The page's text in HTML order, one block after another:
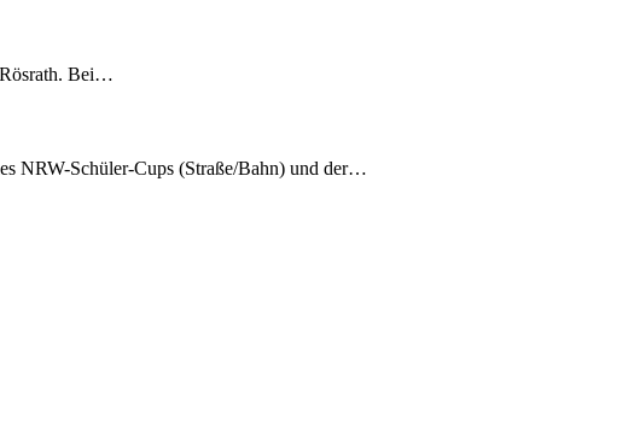
Rösrath. Bei…
NRW-Schüler-Cups (Straße/Bahn) und der…